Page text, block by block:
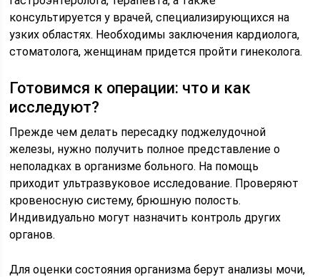
консультируется у врачей, специализирующихся на
узких областях. Необходимы заключения кардиолога,
стоматолога, женщинам придется пройти гинеколога.
Готовимся к операции: что и как
исследуют?
Прежде чем делать пересадку поджелудочной
железы, нужно получить полное представление о
неполадках в организме больного. На помощь
приходит ультразвуковое исследование. Проверяют
кровеносную систему, брюшную полость.
Индивидуально могут назначить контроль других
органов.
Для оценки состояния организма берут анализы мочи,